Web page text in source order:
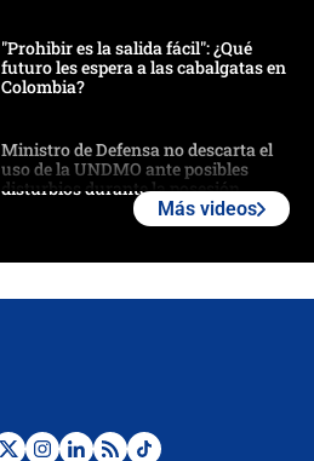
"Prohibir es la salida fácil": ¿Qué
futuro les espera a las cabalgatas en
Colombia?
Ministro de Defensa no descarta el
uso de la UNDMO ante posibles
disturbios durante la posesión
Las seis de las 6 con Juan Lozano |
Más videos